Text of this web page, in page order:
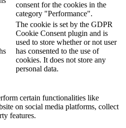
consent for the cookies in the
category "Performance".
The cookie is set by the GDPR
Cookie Consent plugin and is
used to store whether or not user
has consented to the use of
cookies. It does not store any
personal data.
certain functionalities like
on social media platforms, collect
features.